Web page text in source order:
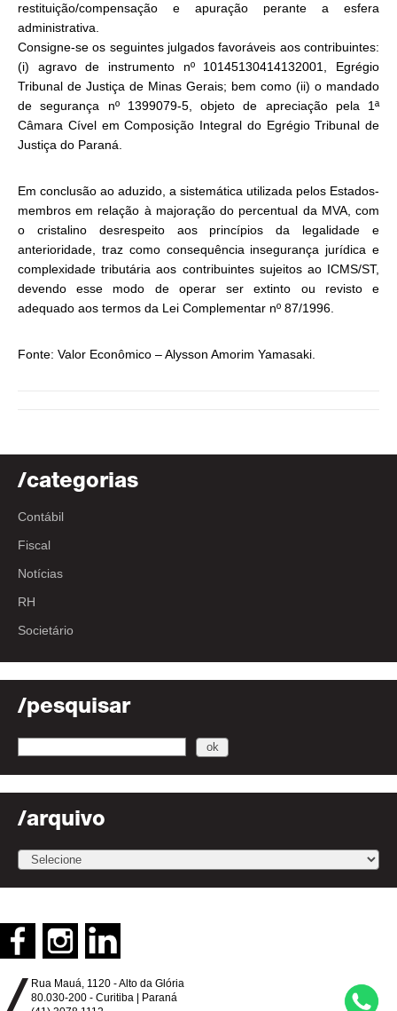
/categorias
Contábil
Fiscal
Notícias
RH
Societário
/pesquisar
/arquivo
restituição/compensação e apuração perante a esfera
administrativa.
Consigne-se os seguintes julgados favoráveis aos contribuintes:
(i) agravo de instrumento nº 10145130414132001, Egrégio
Tribunal de Justiça de Minas Gerais; bem como (ii) o mandado
de segurança nº 1399079-5, objeto de apreciação pela 1ª
Câmara Cível em Composição Integral do Egrégio Tribunal de
Justiça do Paraná.
Em conclusão ao aduzido, a sistemática utilizada pelos Estados-
membros em relação à majoração do percentual da MVA, com
o cristalino desrespeito aos princípios da legalidade e
anterioridade, traz como consequência insegurança jurídica e
complexidade tributária aos contribuintes sujeitos ao ICMS/ST,
devendo esse modo de operar ser extinto ou revisto e
adequado aos termos da Lei Complementar nº 87/1996.
Fonte: Valor Econômico – Alysson Amorim Yamasaki.
Rua Mauá, 1120 - Alto da Glória
80.030-200 - Curitiba | Paraná